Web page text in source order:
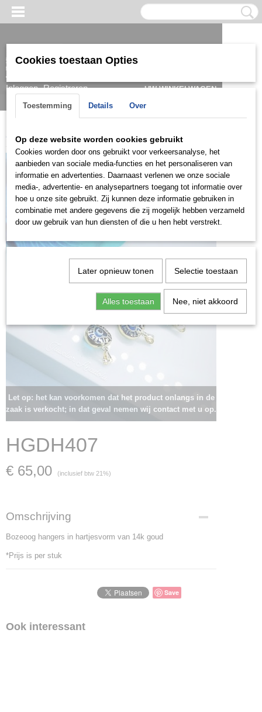
Inloggen Registreren
UW WINKELWAGEN
Home > Hanger > > HGDH407
Let op: het kan voorkomen dat het product onlangs in de
zaak is verkocht; in dat geval nemen wij contact met u op.
HGDH407
€ 65,00 (inclusief btw 21%)
Omschrijving
Bozeoog hangers in hartjesvorm van 14k goud
*Prijs is per stuk
Save
Ook interessant
Cookies toestaan Opties
Toestemming Details Over
Op deze website worden cookies gebruikt
Cookies worden door ons gebruikt voor verkeersanalyse, het
aanbieden van sociale media-functies en het personaliseren van
informatie en advertenties. Daarnaast verlenen we onze sociale
media-, advertentie- en analysepartners toegang tot informatie over
hoe u onze site gebruikt. Zij kunnen deze informatie gebruiken in
combinatie met andere gegevens die zij mogelijk hebben verzameld
door uw gebruik van hun diensten of die u hen hebt verstrekt.
Later opnieuw tonen Selectie toestaan
Alles toestaan Nee, niet akkoord